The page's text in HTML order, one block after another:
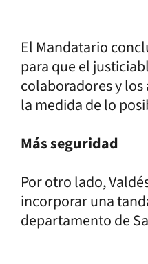
El Mandatario
para que el
colaboradores y
la medida de lo
Más seguridad
Por otro lado,
incorporar una
departamento de